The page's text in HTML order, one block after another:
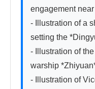
engagement
- Illustration of a
setting the
- Illustration of
warship
- Illustration of